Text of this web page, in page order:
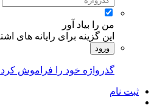
من را بیاد آور
این گزینه برای رایانه های
ورود
گذرواژه خود را فراموش
ثبت نام